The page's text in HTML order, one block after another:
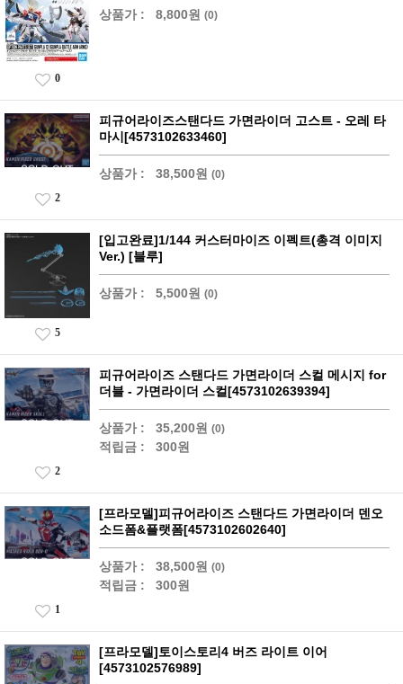
상품가 : 8,800원 (0)
0
피규어라이즈스탠다드 가면라이더 고스트 - 오레 타
마시[4573102633460]
상품가 : 38,500원 (0)
2
[입고완료]1/144 커스터마이즈 이펙트(총격 이미지
Ver.) [블루]
상품가 : 5,500원 (0)
5
피규어라이즈 스탠다드 가면라이더 스컬 메시지 for
더블 - 가면라이더 스컬[4573102639394]
상품가 : 35,200원 (0)
적립금 : 300원
2
[프라모델]피규어라이즈 스탠다드 가면라이더 덴오
소드폼&플랫폼[4573102602640]
상품가 : 38,500원 (0)
적립금 : 300원
1
[프라모델]토이스토리4 버즈 라이트 이어
[4573102576989]